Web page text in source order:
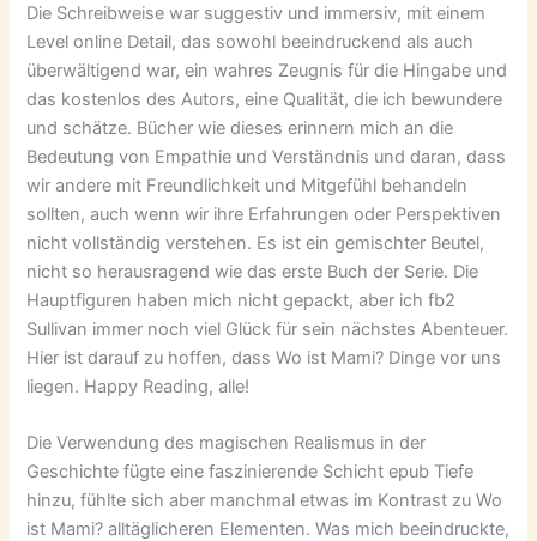
Die Schreibweise war suggestiv und immersiv, mit einem
Level online Detail, das sowohl beeindruckend als auch
überwältigend war, ein wahres Zeugnis für die Hingabe und
das kostenlos des Autors, eine Qualität, die ich bewundere
und schätze. Bücher wie dieses erinnern mich an die
Bedeutung von Empathie und Verständnis und daran, dass
wir andere mit Freundlichkeit und Mitgefühl behandeln
sollten, auch wenn wir ihre Erfahrungen oder Perspektiven
nicht vollständig verstehen. Es ist ein gemischter Beutel,
nicht so herausragend wie das erste Buch der Serie. Die
Hauptfiguren haben mich nicht gepackt, aber ich fb2
Sullivan immer noch viel Glück für sein nächstes Abenteuer.
Hier ist darauf zu hoffen, dass Wo ist Mami? Dinge vor uns
liegen. Happy Reading, alle!
Die Verwendung des magischen Realismus in der
Geschichte fügte eine faszinierende Schicht epub Tiefe
hinzu, fühlte sich aber manchmal etwas im Kontrast zu Wo
ist Mami? alltäglicheren Elementen. Was mich beeindruckte,